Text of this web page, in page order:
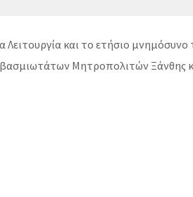
και το ετήσιο μνημόσυνο
Μητροπολιτών Ξάνθης